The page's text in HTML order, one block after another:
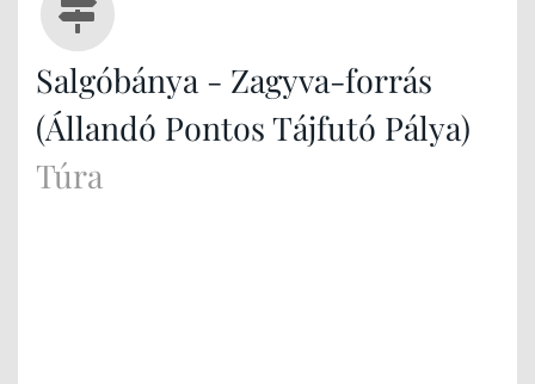
Salgóbánya - Zagyva-forrás
(Állandó Pontos Tájfutó Pálya)
Túra